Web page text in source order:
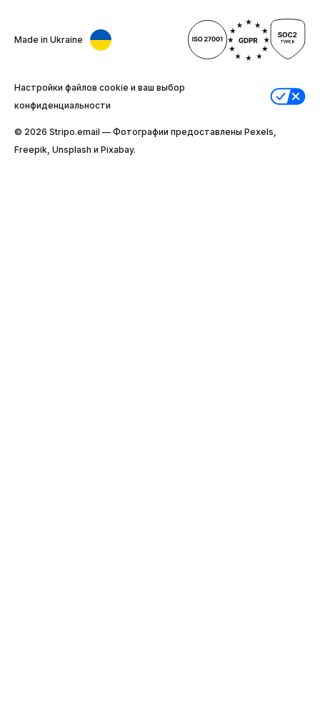
Made in Ukraine
Настройки файлов cookie и ваш выбор
конфиденциальности
© 2026 Stripо.email — Фотографии предоставлены Pexels,
Freepik, Unsplash и Pixabay.